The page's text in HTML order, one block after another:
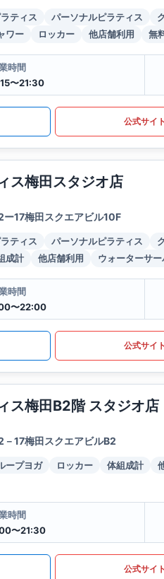
ティス パーソナルピラティス
ワー ロッカー 他店舗利用 無
時間
〜21:30
公式サイト
ス梅田スタジオ店
ー17梅田スクエアビル10F
ティス パーソナルピラティス
成計 他店舗利用 ウォーターサ
時間
〜22:00
公式サイト
ス梅田B2階 スタジオ店
17梅田スクエアビルB2
ープヨガ ロッカー 体組成計
時間
〜21:30
公式サイト